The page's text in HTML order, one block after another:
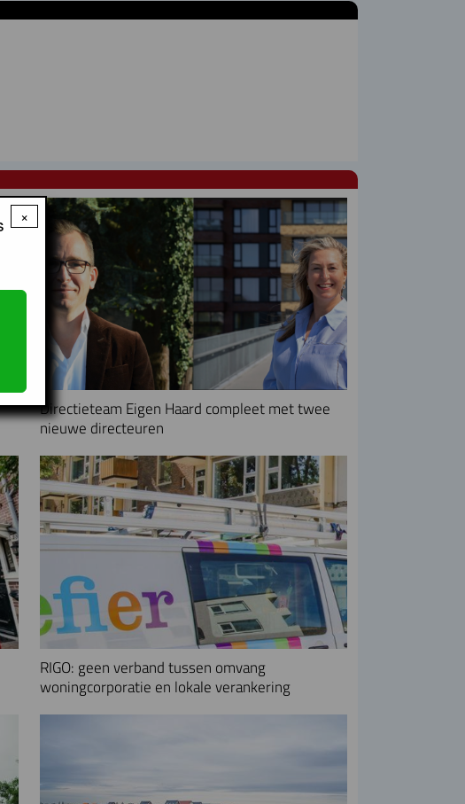
Directieteam Eigen Haard compleet met twee
nieuwe directeuren
RIGO: geen verband tussen omvang
woningcorporatie en lokale verankering
×